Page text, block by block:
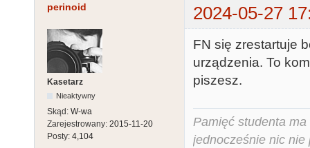
perinoid 2024-05-27
Kasetarz
Nieaktywny
Skąd: W-wa
Zarejestrowany: 2015-11-20
Posty: 4,104
FN się zrestartuje
urządzenia. To
piszesz.
Pamięć studenta
jednocześnie nic nie